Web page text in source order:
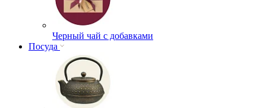
Черный чай с добавками
Посуда